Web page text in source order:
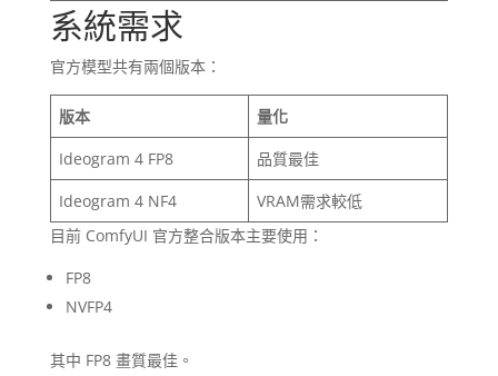
系統需求
官方模型共有兩個版本：
版本
量化
Ideogram 4 FP8
品質最佳
Ideogram 4 NF4
VRAM需求較低
目前 ComfyUI 官方整合版本主要使用：
FP8
NVFP4
其中 FP8 畫質最佳。